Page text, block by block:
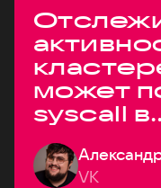
может
syscall в
VK